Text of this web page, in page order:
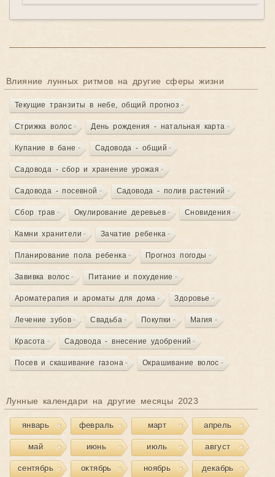
Влияние лунных ритмов на другие сферы жизни
Текущие транзиты в небе, общий прогноз
Стрижка волос День рождения - натальная карта
Купание в бане Садовода - общий
Садовода - сбор и хранение урожая
Садовода - посевной Садовода - полив растений
Сбор трав Окулирование деревьев Сновидения
Камни хранители Зачатие ребенка
Планирование пола ребенка Прогноз погоды
Завивка волос Питание и похудение
Ароматерапия и ароматы для дома Здоровье
Лечение зубов Свадьба Покупки Магия
Красота Садовода - внесение удобрений
Посев и скашивание газона Окрашивание волос
Лунные календари на другие месяцы 2023
январь февраль март апрель
май июнь июль август
сентябрь октябрь ноябрь декабрь